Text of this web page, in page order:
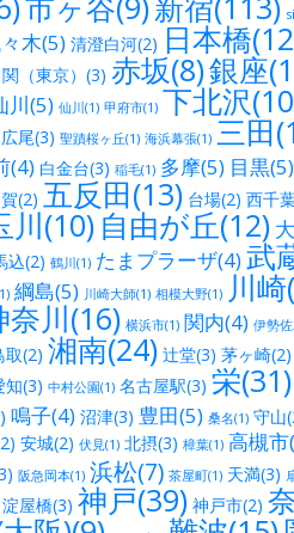
木(5) 清澄白河(2) 日本橋
（東京）(3) 赤坂(8)銀座
川(5) 仙川(1) 甲府市(1) 下北沢
広尾(3) 聖蹟桜ヶ丘(1) 海浜幕張(1) 三田
(4) 白金台(3) 稲毛(1) 多摩(5) 目黒(5)
(2) 五反田(13) 台場(2) 西千
川(10) 自由が丘(12)
込(2) 鶴川(1) たまプラーザ(4)武
綱島(5) 川崎大師(1) 相模大野(1) 川
奈川(16) 横浜市(1) 関内(4) 伊勢
取(2) 湘南(24) 辻堂(3) 茅ヶ崎(2)
知(3) 中村公園(1) 名古屋駅(3) 栄(31)
鳴子(4) 沼津(3) 豊田(5) 桑名(1) 守山
安城(2) 伏見(1) 北摂(3) 樟葉(1) 高槻市
阪急岡本(1) 浜松(7) 茶屋町(1) 天満(3)
淀屋橋(3) 神戸(39) 神戸市(2)